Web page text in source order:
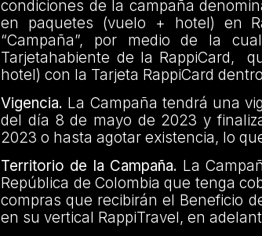
condiciones de la campaña
en paquetes (vuelo + hotel) en
“Campaña”, por medio de la
Tarjetahabiente de la RappiCard,
hotel) con la Tarjeta RappiCard
Vigencia. La Campaña tendrá una
del día 8 de mayo de 2023 y
2023 o hasta agotar existencia, lo
Territorio de la Campaña. La
República de Colombia que tenga
compras que recibirán el Beneficio
en su vertical RappiTravel, en